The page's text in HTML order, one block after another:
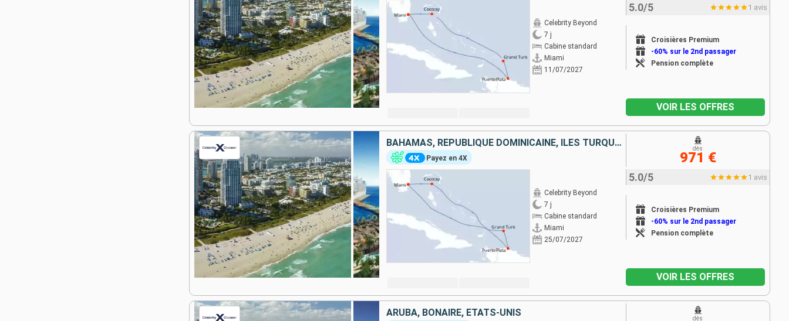
Celebrity Beyond
7 j
Cabine standard
Miami
11/07/2027
5.0/5 1 avis
Croisières Premium
-60% sur le 2nd passager
Pension complète
VOIR LES OFFRES
BAHAMAS, RÉPUBLIQUE DOMINICAINE, ÎLES TURQUES-ET-CAÏQUES, ÉTATS-UNIS
Payez en 4X
Celebrity Beyond
7 j
Cabine standard
Miami
25/07/2027
5.0/5 1 avis
Croisières Premium
-60% sur le 2nd passager
Pension complète
dès
971 €
VOIR LES OFFRES
ARUBA, BONAIRE, ÉTATS-UNIS
dès